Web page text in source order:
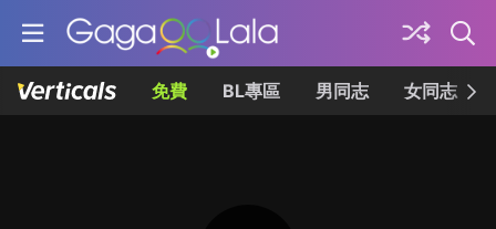
免費 BL專區 男同志 女同志